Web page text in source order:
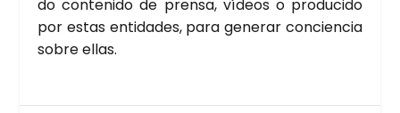
do con­te­ni­do de pren­sa, vídeos o pro­du­ci­do
por estas enti­da­des, para gene­rar con­cien­cia
sobre ellas.